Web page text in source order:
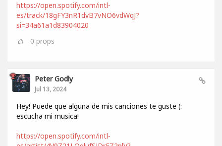
https://open.spotify.com/intl-
es/track/18gFY3nR1dvB7vNO6vdWqJ?
si=34a61a1d83904020
0 props
Peter Godly
Jul 13, 2024
Hey! Puede que alguna de mis canciones te guste (:
escucha mi musica!
https://open.spotify.com/intl-